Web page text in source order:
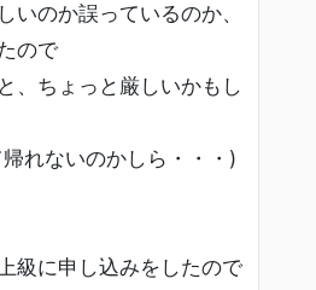
いのか誤っているのか、
ので
、ちょっと厳しいかもし
れないのかしら・・・)
級に申し込みをしたので